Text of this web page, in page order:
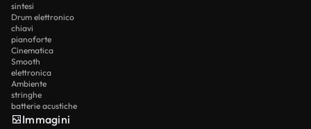
sintesi
Drum elettronico
chiavi
pianoforte
Cinematica
Smooth
elettronica
Ambiente
stringhe
batterie acustiche
Immagini